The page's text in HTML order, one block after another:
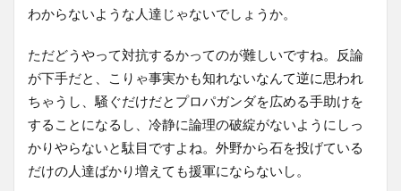
わからないような人達じゃないでしょうか。
ただどうやって対抗するかってのが難しいですね。反論
が下手だと、こりゃ事実かも知れないなんて逆に思われ
ちゃうし、騒ぐだけだとプロパガンダを広める手助けを
することになるし、冷静に論理の破綻がないようにしっ
かりやらないと駄目ですよね。外野から石を投げている
だけの人達ばかり増えても援軍にならないし。